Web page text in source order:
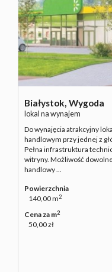
Białystok, Wygoda
lokal na wynajem
Do wynajęcia atrakcyjny
handlowym przy jednej z
Pełna infrastruktura
witryny. Możliwość
handlowy ...
Powierzchnia
140,00 m2
Cena za m2
50,00 zł